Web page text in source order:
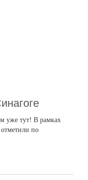
уже тут! В рамках
по